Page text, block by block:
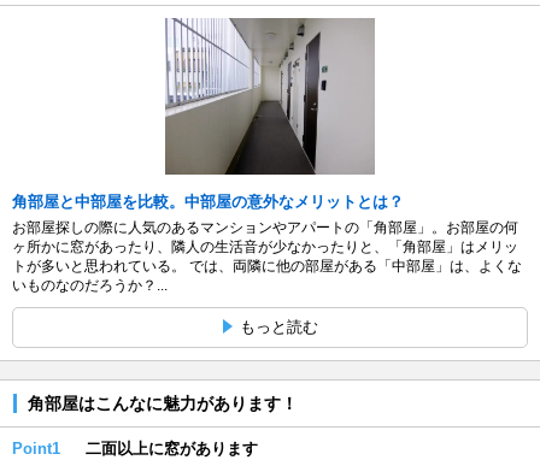
角部屋と中部屋を比較。中部屋の意外なメリットとは？
お部屋探しの際に人気のあるマンションやアパートの「角部屋」。お部屋の何
ヶ所かに窓があったり、隣人の生活音が少なかったりと、「角部屋」はメリッ
トが多いと思われている。 では、両隣に他の部屋がある「中部屋」は、よくな
いものなのだろうか？...
もっと読む
角部屋はこんなに魅力があります！
Point1 二面以上に窓があります